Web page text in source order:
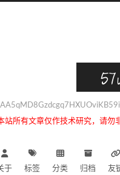
站所有文章仅作技术研究，请勿
于 标签 分类 归档 友